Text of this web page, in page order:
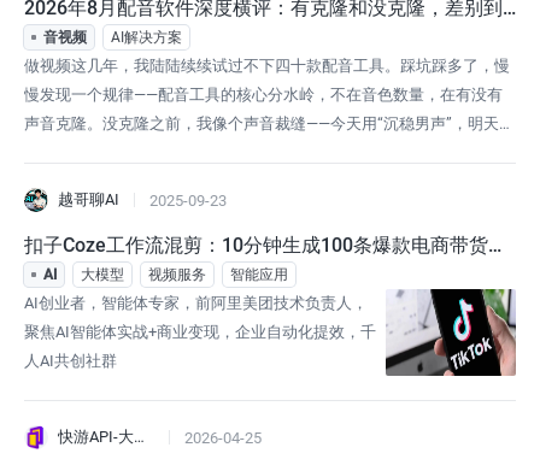
2026年8月配音软件深度横评：有克隆和没克隆，差别到
底有多大？
音视频 AI解决方案
做视频这几年，我陆陆续续试过不下四十款配音工具。踩坑踩多了，慢
慢发现一个规律——配音工具的核心分水岭，不在音色数量，在有没有
声音克隆。没克隆之前，我像个声音裁缝——今天用“沉稳男声”，明天
和没克隆的工具放在一起做了一个深度横评。有克隆的到底好在哪、没
克隆的够不够用、
越哥聊AI 2025-09-23
扣子Coze工作流混剪：10分钟生成100条爆款电商带货短
视频
AI 大模型 视频服务 智能应用
AI创业者，智能体专家，前阿里美团技术负责人，
聚焦AI智能体实战+商业变现，企业自动化提效，千
人AI共创社群
快游API-大模型API中转 2026-04-25